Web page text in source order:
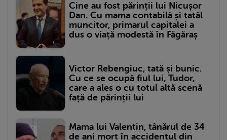
Cine au fost părinții lui Nicușor
Dan. Cu mama contabilă și tatăl
muncitor, primarul capitalei a
dus o viață modestă în Făgăraș
Victor Rebengiuc, tată și bunic.
Cu ce se ocupă fiul lui, Tudor,
care a ales o cu totul altă scenă
față de părinții lui
Mama lui Valentin, tânărul de 34
de ani mort în accidentul din